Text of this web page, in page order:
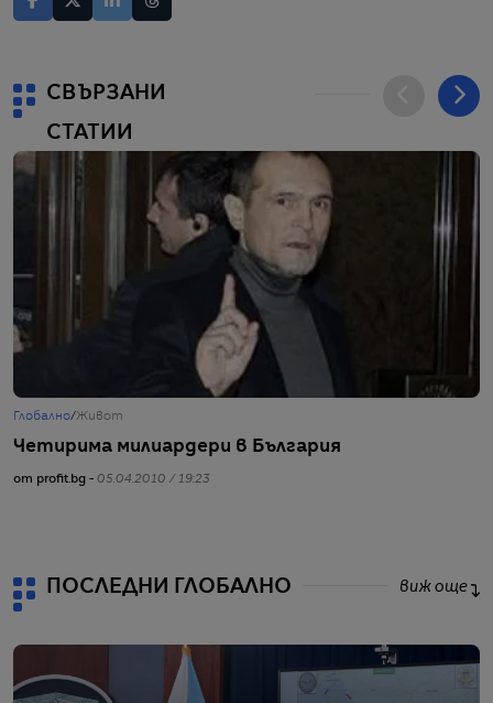
СВЪРЗАНИ
СТАТИИ
Глобално/Живот
Четирима милиардери в България
от profit.bg - 05.04.2010 / 19:23
ПОСЛЕДНИ ГЛОБАЛНО виж още